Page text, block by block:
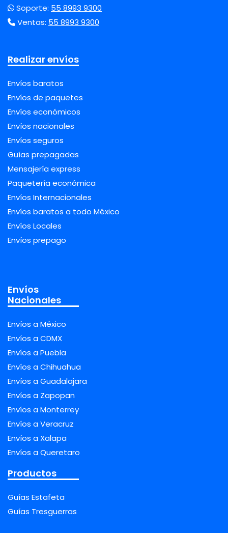
Soporte: 55 8993 9300
Ventas: 55 8993 9300
Realizar envíos
Envíos baratos
Envíos de paquetes
Envíos económicos
Envíos nacionales
Envíos seguros
Guías prepagadas
Mensajería express
Paquetería económica
Envíos Internacionales
Envíos baratos a todo México
Envíos Locales
Envíos prepago
Envíos
Nacionales
Envíos a México
Envíos a CDMX
Envíos a Puebla
Envíos a Chihuahua
Envíos a Guadalajara
Envíos a Zapopan
Envíos a Monterrey
Envíos a Veracruz
Envíos a Xalapa
Envíos a Queretaro
Productos
Guías Estafeta
Guías Tresguerras